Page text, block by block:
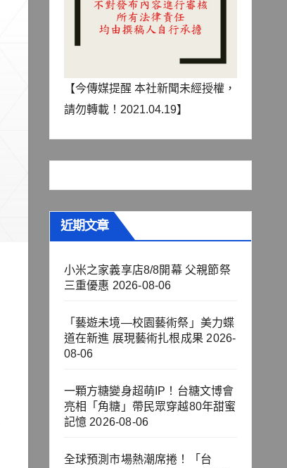
【今傳媒提醒 本社新聞未經授權，
請勿轉載！2021.04.19】
近期文章
小米之家義享店8/8開幕 父親節祭
三重優惠 2026-08-06
「藝遊未境—校園藝術祭」美力蝶
道在新進 展現藝術扎根成果 2026-
08-06
一顆方糖變身超萌IP！台糖文博會
亮相「角糖」帶民眾穿越80年甜蜜
記憶 2026-08-06
全球預測市場熱潮席捲！「台